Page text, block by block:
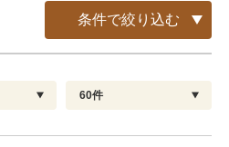
条件で絞り込む
配送指定 解除
お届け日時指定可
60件